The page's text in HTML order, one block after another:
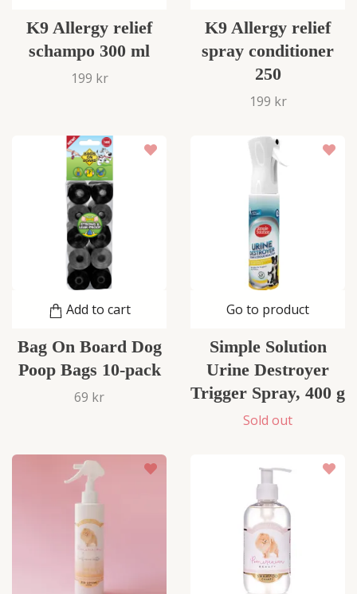
K9 Allergy relief
schampo 300 ml
199 kr
K9 Allergy relief
spray conditioner
250
199 kr
Add to cart
Bag On Board Dog
Poop Bags 10-pack
69 kr
Go to product
Simple Solution
Urine Destroyer
Trigger Spray, 400 g
Sold out